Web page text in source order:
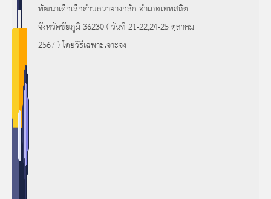
พัฒนาเด็กเล็กตำบลนายางกลัก อำเภอเทพสถิต
จังหวัดชัยภูมิ 36230 ( วันที่ 21-22,24-25 ตุลาคม
2567 ) โดยวิธีเฉพาะเจาะจง